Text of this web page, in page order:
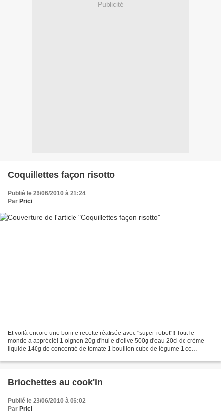
Publicité
Coquillettes façon risotto
Publié le 26/06/2010 à 21:24
Par Prici
Et voilà encore une bonne recette réalisée avec "super-robot"!! Tout le
monde a apprécié! 1 oignon 20g d'huile d'olive 500g d'eau 20cl de crème
liquide 140g de concentré de tomate 1 bouillon cube de légume 1 cc
Briochettes au cook'in
Publié le 23/06/2010 à 06:02
Par Prici